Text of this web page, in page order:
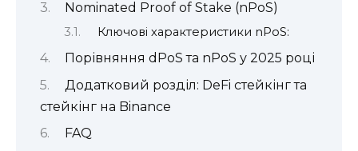
Nominated Proof of Stake (nPoS)
Ключові характеристики nPoS:
Порівняння dPoS та nPoS у 2025 році
Додатковий розділ: DeFi стейкінг та
стейкінг на Binance
FAQ